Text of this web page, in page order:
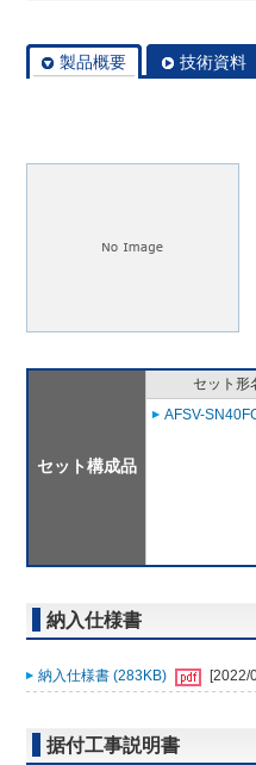
製品概要 技術資料
セット構成品
セット形
AFSV-
納入仕様書
納入仕様書 (283KB) [2022/
据付工事説明書